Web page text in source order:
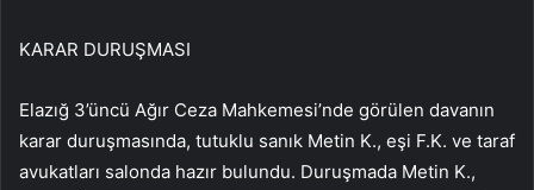
KARAR DURUŞMASI
Elazığ 3’üncü Ağır Ceza Mahkemesi’nde görülen davanın
karar duruşmasında, tutuklu sanık Metin K., eşi F.K. ve taraf
avukatları salonda hazır bulundu. Duruşmada Metin K.,